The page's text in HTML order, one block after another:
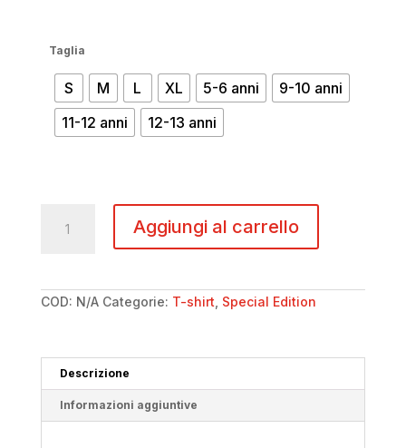
Taglia
S M L XL 5-6 anni
9-10 anni
11-12 anni
12-13 anni
Xpression
Aggiungi al carrello
COD: N/A Categorie: T-shirt Special Edition
Descrizione
Informazioni aggiuntive